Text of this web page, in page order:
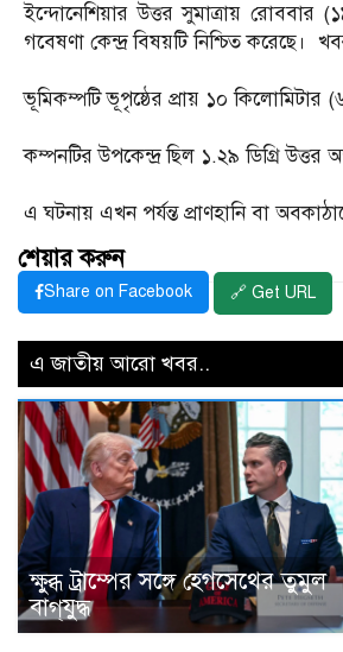
ইন্দোনেশিয়ার উত্তর সুমাত্রায় রোববার
গবেষণা কেন্দ্র বিষয়টি নিশ্চিত করেছে।
ভূমিকম্পটি ভূপৃষ্ঠের প্রায় ১০
কম্পনটির উপকেন্দ্র ছিল ১.২৯ ডিগ্রি উত্তর
এ ঘটনায় এখন পর্যন্ত প্রাণহানি বা
শেয়ার করুন
Share on Facebook 🔗 Get URL
এ জাতীয় আরো খবর..
ক্ষুব্ধ ট্রাম্পের সঙ্গে হেগসেথের তুমুল
বাগ্‌যুদ্ধ